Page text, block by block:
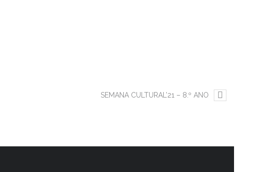
SEMANA CULTURAL’21 – 8.º ANO